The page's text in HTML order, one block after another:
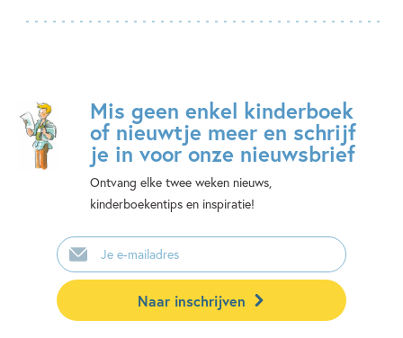
Mis geen enkel kinderboek
of nieuwtje meer en schrijf
je in voor onze nieuwsbrief
Ontvang elke twee weken nieuws,
kinderboekentips en inspiratie!
E-
mailadres
Naar inschrijven